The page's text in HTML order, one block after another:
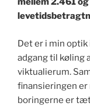
Det er i min
adgang til køling
viktualierum.
finansieringen er
boringerne er tæt